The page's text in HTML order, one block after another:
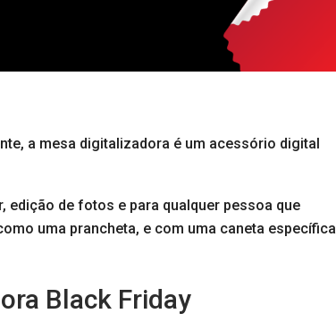
a mesa digitalizadora é um acessório digital
edição de fotos e para qualquer pessoa que
uma prancheta, e com uma caneta específica
Black Friday